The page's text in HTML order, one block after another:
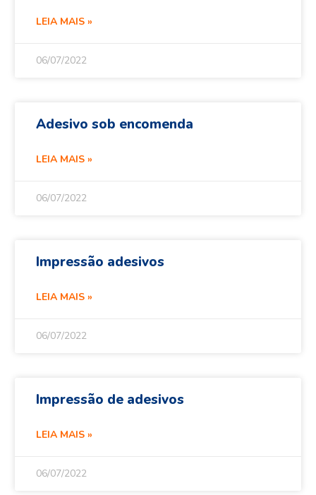
LEIA MAIS »
06/07/2022
Adesivo sob encomenda
LEIA MAIS »
06/07/2022
Impressão adesivos
LEIA MAIS »
06/07/2022
Impressão de adesivos
LEIA MAIS »
06/07/2022